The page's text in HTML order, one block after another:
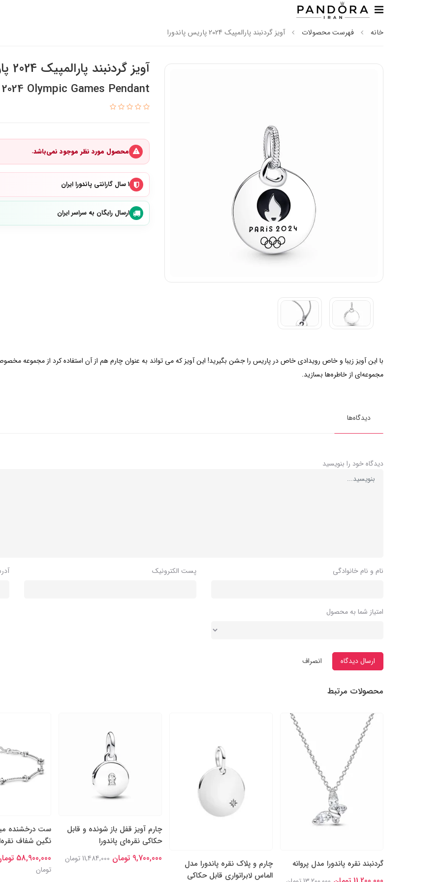
خانه فهرست محصولات آویز گردنبند پارالمپیک 2024 پاریس پاندورا
آویز گردنبند پارالمپیک 2024 پاریس پاندورا
Olympic Games Pendant
محصول مورد نظر موجود نمی‌باشد.
۱ سال گارانتی پاندورا ایران
ارسال رایگان به سراسر ایران
مجموعه‌ای از خاطره‌ها بسازید.
دیدگاه‌ها
دیدگاه خود را بنویسید
نام و نام خانوادگی پست الکترونیک
امتیاز شما به محصول
ارسال دیدگاه انصراف
محصولات مرتبط
گردنبند نقره پاندورا مدل پروانه
چارم و پلاک نقره پاندورا مدل
الماس لابراتواری قابل حکاکی
چارم آویز قفل باز شونده و قابل
حکاکی نقره‌ای پاندورا
9,700,000 تومان 11,484,000 تومان
ست درخشنده
نگین شفاف
58,900,000 تومان
تومان